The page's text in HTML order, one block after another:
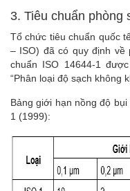
3. Tiêu chuẩn phòng
Tổ chức tiêu chuẩn quốc
– ISO) đã có quy định về
chuẩn ISO 14644-1
“Phân loại độ sạch không
Bảng giới hạn nồng độ
1 (1999):